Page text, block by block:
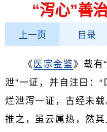
“泻心”善
上一页 目录
《 医宗金鉴》载有“
泄”一证，并自注曰：“
烂泄泻一证，古经未
推之，虽云属热，然其